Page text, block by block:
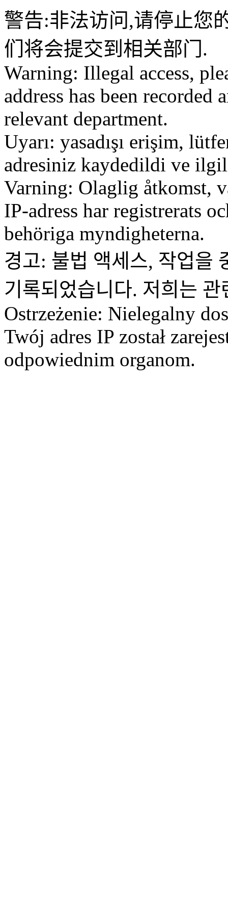
警告:非法访问,请停止您
们将会提交到相关部门.
Warning: Illegal access,
address has been
relevant department.
Uyarı: yasadışı erişim,
adresiniz kaydedildi ve
Varning: Olaglig åtkomst,
IP-adress har registrerats
behöriga myndigheterna.
경고: 불법 액세스, 작업을
기록되었습니다. 저희는
Ostrzeżenie: Nielegalny
Twój adres IP został
odpowiednim organom.